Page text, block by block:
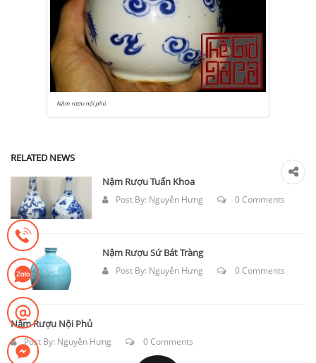
Nậm rượu nội phủ
RELATED NEWS
Nậm Rượu Tuấn Khoa
Post By: Nguyễn Hưng 0 Comments
Nậm Rượu Sứ Bát Tràng
Post By: Nguyễn Hưng 0 Comments
Nậm Rượu Nội Phủ
Post By: Nguyễn Hưng 0 Comments